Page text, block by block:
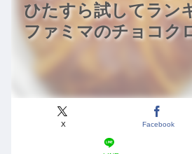
ひたすら試してラン
ファミマのチョコク
X Facebook